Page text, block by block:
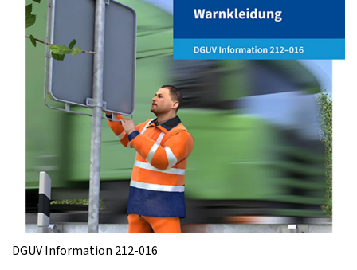
DGUV Information 212-016